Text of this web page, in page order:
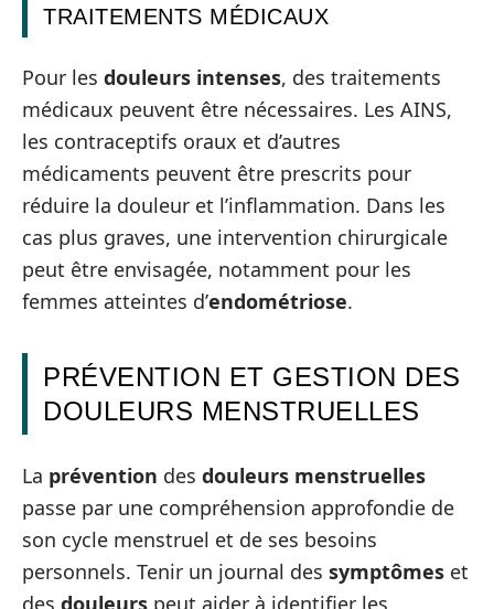
TRAITEMENTS MÉDICAUX
Pour les douleurs intenses, des traitements
médicaux peuvent être nécessaires. Les AINS,
les contraceptifs oraux et d’autres
médicaments peuvent être prescrits pour
réduire la douleur et l’inflammation. Dans les
cas plus graves, une intervention chirurgicale
peut être envisagée, notamment pour les
femmes atteintes d’endométriose.
PRÉVENTION ET GESTION DES
DOULEURS MENSTRUELLES
La prévention des douleurs menstruelles
passe par une compréhension approfondie de
son cycle menstruel et de ses besoins
personnels. Tenir un journal des symptômes et
des douleurs peut aider à identifier les